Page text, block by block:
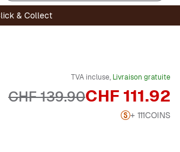
& Collect
TVA incluse, Livraison gratuite
Prix
CHF 111.92
Prix original
CHF 139.90
+ 111COINS